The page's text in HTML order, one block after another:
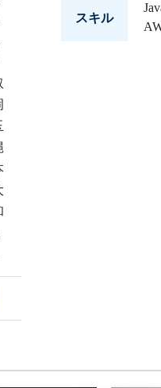
スキル